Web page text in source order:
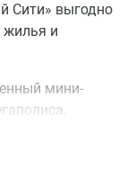
Сити» выгодно
жилья и
мини-
из семи